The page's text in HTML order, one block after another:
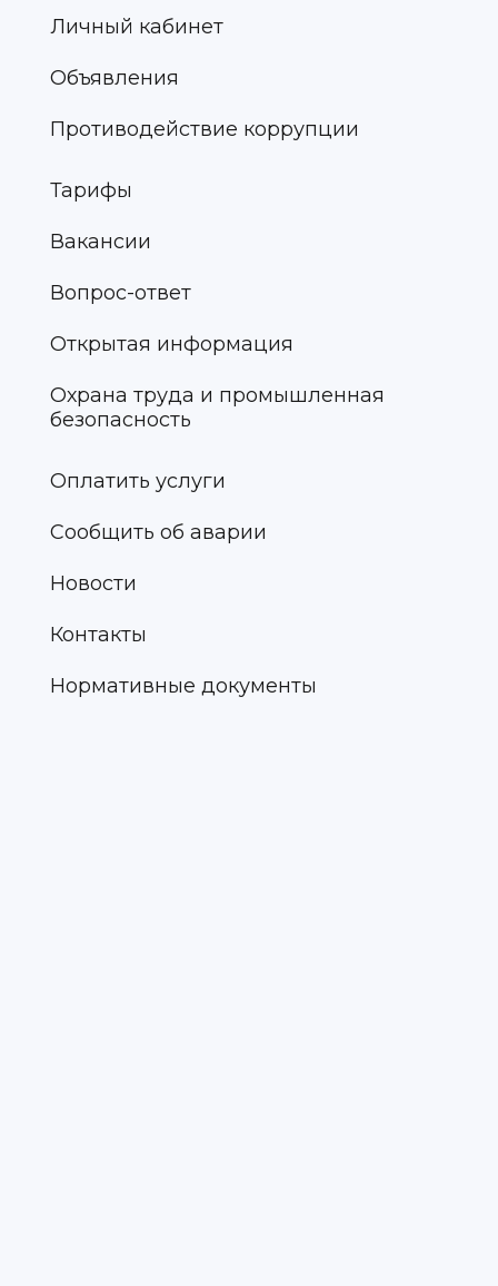
Личный кабинет
Объявления
Противодействие коррупции
Тарифы
Вакансии
Вопрос-ответ
Открытая информация
Охрана труда и промышленная
безопасность
Оплатить услуги
Сообщить об аварии
Новости
Контакты
Нормативные документы